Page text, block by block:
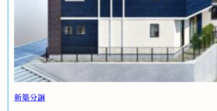
新築分譲